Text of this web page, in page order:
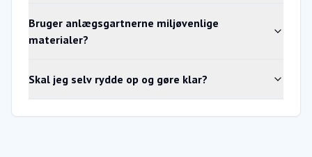
Bruger anlægsgartnerne miljøvenlige
materialer?
Skal jeg selv rydde op og gøre klar?